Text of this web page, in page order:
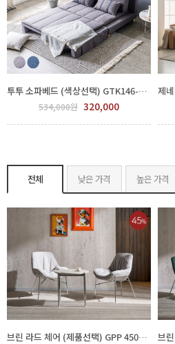
투투 소파베드 (색상선택) GTK146-001
534,000원 320,000
전체 낮은 가격 높은 가격
브린 라드 체어 (제품선택) GPP 450-144-2